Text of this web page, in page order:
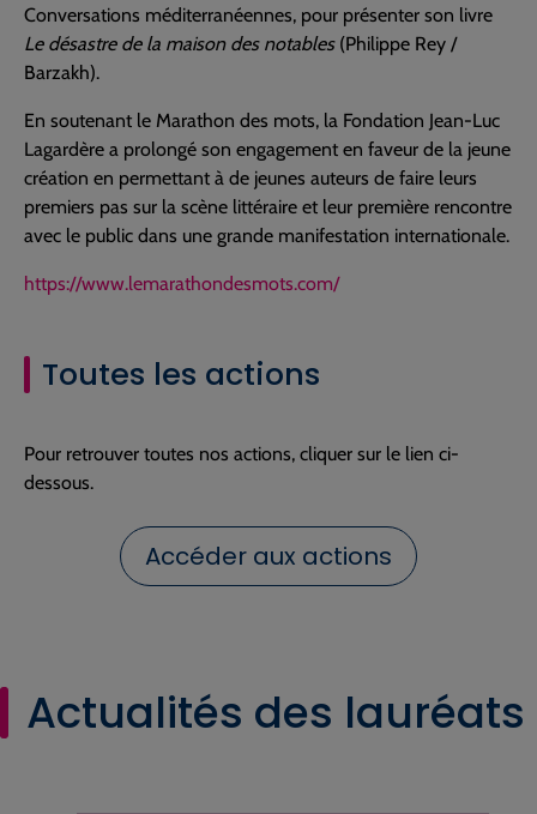
Conversations méditerranéennes, pour présenter son livre
Le désastre de la maison des notables(Philippe Rey /
Barzakh).
En soutenant le Marathon des mots, la Fondation Jean-Luc
Lagardère a prolongé son engagement en faveur de la jeune
création en permettant à de jeunes auteurs de faire leurs
premiers pas sur la scène littéraire et leur première rencontre
avec le public dans une grande manifestation internationale.
https://www.lemarathondesmots.com/
Toutes les actions
Pour retrouver toutes nos actions, cliquer sur le lien ci-
dessous.
Accéder aux actions
Actualités des lauréats